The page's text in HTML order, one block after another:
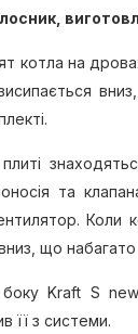
котла на
та
Коли
що набагато
Kraft S
її з системи.